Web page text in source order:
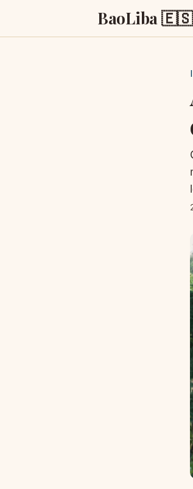
BaoLiba 🇪🇸